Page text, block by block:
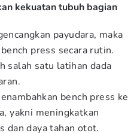
kekuatan tubuh bagian
payudara, maka
press secara rutin.
salah satu latihan dada
bench press ke
yakni meningkatkan
dan daya tahan otot.